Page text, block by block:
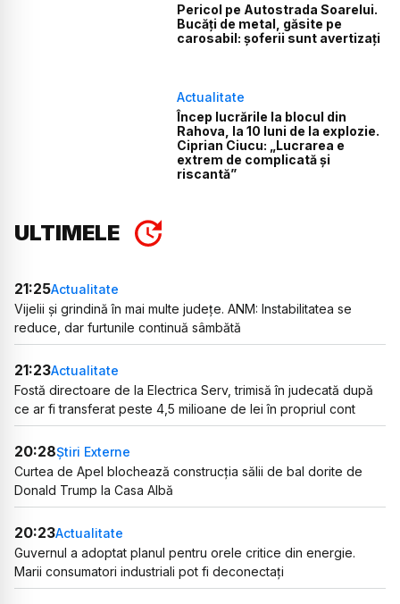
Pericol pe Autostrada Soarelui.
Bucăți de metal, găsite pe
carosabil: șoferii sunt avertizați
Actualitate
Încep lucrările la blocul din
Rahova, la 10 luni de la explozie.
Ciprian Ciucu: „Lucrarea e
extrem de complicată și
riscantă”
ULTIMELE
21:25Actualitate
Vijelii și grindină în mai multe județe. ANM: Instabilitatea se
reduce, dar furtunile continuă sâmbătă
21:23Actualitate
Fostă directoare de la Electrica Serv, trimisă în judecată după
ce ar fi transferat peste 4,5 milioane de lei în propriul cont
20:28Știri Externe
Curtea de Apel blochează construcția sălii de bal dorite de
Donald Trump la Casa Albă
20:23Actualitate
Guvernul a adoptat planul pentru orele critice din energie.
Marii consumatori industriali pot fi deconectați